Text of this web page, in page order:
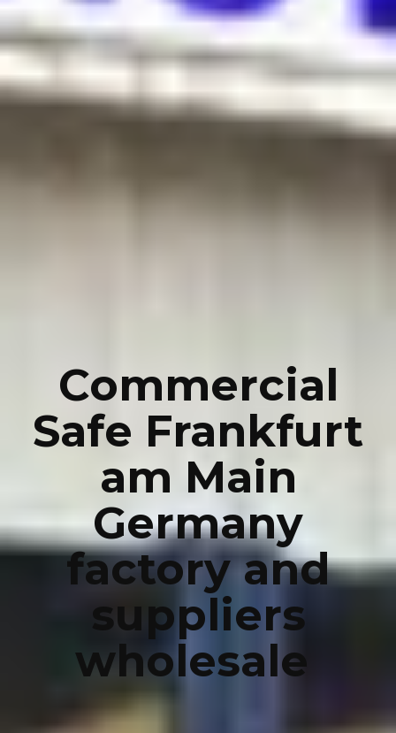
Commercial
Safe Frankfurt
am Main
Germany
factory and
suppliers
wholesale